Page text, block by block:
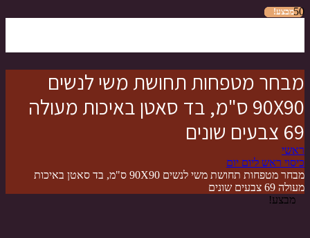
מבחר מטפחות תחושת משי לנשים
90X90 ס"מ, בד סאטן באיכות מעולה
69 צבעים שונים
ראשי
כיסוי ראש ליום יום
מבחר מטפחות תחושת משי לנשים 90X90 ס"מ, בד סאטן באיכות
מעולה 69 צבעים שונים
מבצע!
מבצע!
מבצע!
מבצע!
מבצע!
מבצע!
מבצע!
מבצע!